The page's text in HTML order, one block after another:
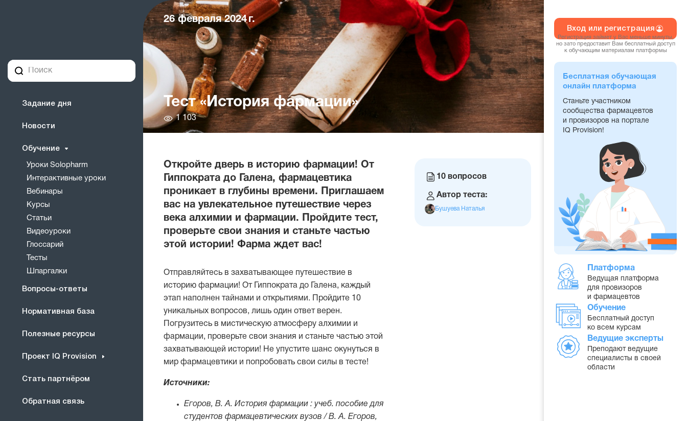
Задание дня
Новости
Обучение
Уроки Solopharm
Интерактивные уроки
Вебинары
Курсы
Статьи
Видеоуроки
Глоссарий
Тесты
Шпаргалки
Вопросы-ответы
Нормативная база
Полезные ресурсы
Проект IQ Provision
Стать партнёром
Обратная связь
26 февраля 2024 г.
Тест «История фармации»
Количество
просмотров
1 103
Откройте дверь в историю фармации! От
Гиппократа до Галена, фармацевтика
проникает в глубины времени. Приглашаем
вас на увлекательное путешествие через
века алхимии и фармации. Пройдите тест,
проверьте свои знания и станьте частью
этой истории! Фарма ждет вас!
Отправляйтесь в захватывающее путешествие в
историю фармации! От Гиппократа до Галена, каждый
этап наполнен тайнами и открытиями. Пройдите 10
уникальных вопросов, лишь один ответ верен.
Погрузитесь в мистическую атмосферу алхимии и
фармации, проверьте свои знания и станьте частью этой
захватывающей истории! Не упустите шанс окунуться в
мир фармацевтики и попробовать свои силы в тесте!
Источники:
Егоров, В. А. История фармации : учеб. пособие для
студентов фармацевтических вузов / В. А. Егоров,
Количество
10 вопросов
Автор теста:
Бушуева Наталья
Вход или регистрация
Регистрация займет у Вас меньше минуты,
но зато предоставит Вам бесплатный доступ
к обучающим материалам платформы
Бесплатная обучающая
онлайн платформа
Станьте участником
сообщества фармацевтов
и провизоров на портале
IQ Provision!
Платформа
Ведущая платформа
для провизоров
и фармацевтов
Обучение
Бесплатный доступ
ко всем курсам
Ведущие эксперты
Преподают ведущие
специалисты в своей
области